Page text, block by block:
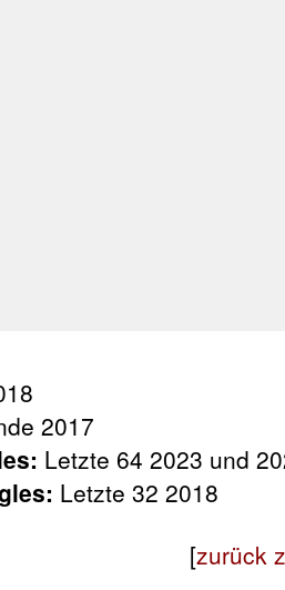
2017
Letzte 64 2023 und
Letzte 32 2018
[zurück